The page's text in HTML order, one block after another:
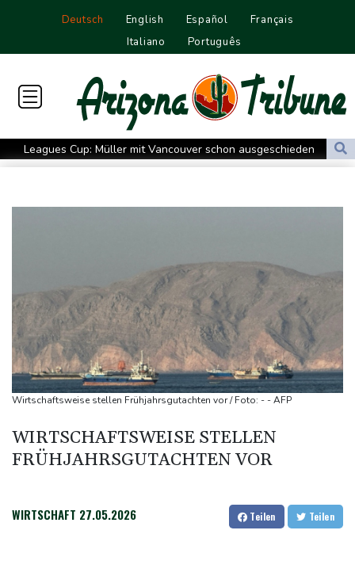
Deutsch English Español
Français
Italiano
Português
Leagues Cup: Müller mit Vancouver schon ausgeschieden
Kolumbiens neuer Präsident kündigt "unermüdlichen" Kampf
Rechenzentren riesiges Gaskraftwerk
Nächste Pleite im Leagues Cup für Müller und Vancouver
Nowotny sieht Klopp als mögliche Stütze im Jugendbereich
Bayer-Boss Carro: "Wir wollen Titel gewinnen"
Bericht: EU importiert wieder mehr Flüssiggas aus Russland
Militärverwaltung: Mindestens drei Tote durch russische Angriffe
in Region Kiew
begrüßt es
Wirtschaftsweise stellen Frühjahrsgutachten vor / Foto: - - AFP
WIRTSCHAFTSWEISE STELLEN
FRÜHJAHRSGUTACHTEN VOR
WIRTSCHAFT 27.05.2026 Teilen Teilen